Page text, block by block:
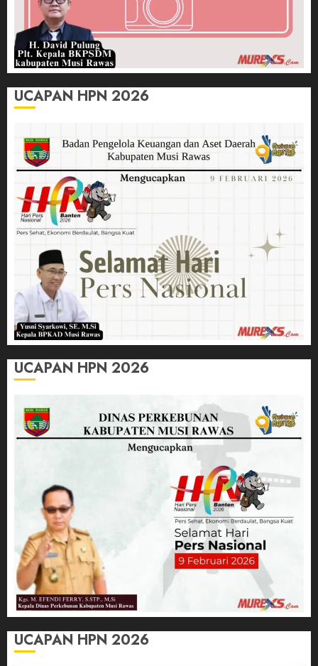
UCAPAN HPN 2026
UCAPAN HPN 2026
UCAPAN HPN 2026